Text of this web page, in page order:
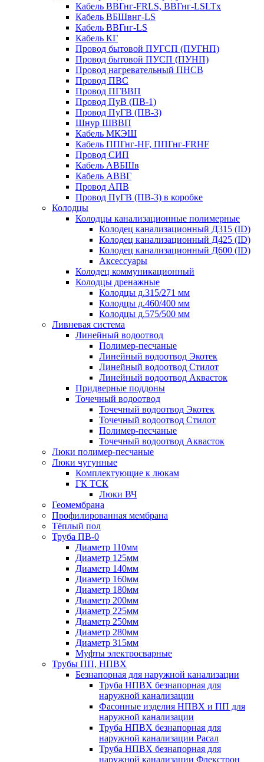
Кабель ВВГнг-FRLS, ВВГнг-LSLTx
Кабель ВБШвнг-LS
Кабель ВВГнг-LS
Кабель КГ
Провод бытовой ПУГСП (ПУГНП)
Провод бытовой ПУСП (ПУНП)
Провод нагревательный ПНСВ
Провод ПВС
Провод ПГВВП
Провод ПуВ (ПВ-1)
Провод ПуГВ (ПВ-3)
Шнур ШВВП
Кабель МКЭШ
Кабель ППГнг-HF, ППГнг-FRHF
Провод СИП
Кабель АВБШв
Кабель АВВГ
Провод АПВ
Провод ПуГВ (ПВ-3) в коробке
Колодцы
Колодцы канализационные полимерные
Колодец канализационный Д315 (ID)
Колодец канализационный Д425 (ID)
Колодец канализационный Д600 (ID)
Аксессуары
Колодец коммуникационный
Колодцы дренажные
Колодцы д.315/271 мм
Колодцы д.460/400 мм
Колодцы д.575/500 мм
Ливневая система
Линейный водоотвод
Полимер-песчаные
Линейный водоотвод Экотек
Линейный водоотвод Стилот
Линейный водоотвод Аквасток
Придверные поддоны
Точечный водоотвод
Точечный водоотвод Экотек
Точечный водоотвод Стилот
Полимер-песчаные
Точечный водоотвод Аквасток
Люки полимер-песчаные
Люки чугунные
Комплектующие к люкам
ГК ТСК
Люки ВЧ
Геомембрана
Профилированная мембрана
Тёплый пол
Труба ПВ-0
Диаметр 110мм
Диаметр 125мм
Диаметр 140мм
Диаметр 160мм
Диаметр 180мм
Диаметр 200мм
Диаметр 225мм
Диаметр 250мм
Диаметр 280мм
Диаметр 315мм
Муфты электросварные
Трубы ПП, НПВХ
Безнапорная для наружной канализации
Труба НПВХ безнапорная для
наружной канализации
Фасонные изделия НПВХ и ПП для
наружной канализации
Труба НПВХ безнапорная для
наружной канализации Расал
Труба НПВХ безнапорная для
наружной канализации Флекстрон